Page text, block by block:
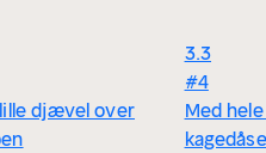
djævel over
3.3
#4
Med